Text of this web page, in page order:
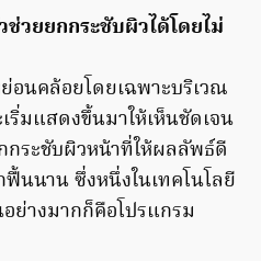
วยยกกระชับผิวได้โดยไม่
นคล้อยโดยเฉพาะบริเวณ
มแสดงขึ้นมาให้เห็นชัดเจน
กระชับผิวหน้าที่ให้ผลลัพธ์ดี
นนาน ซึ่งหนึ่งในเทคโนโลยี
ย่างมากก็คือโปรแกรม